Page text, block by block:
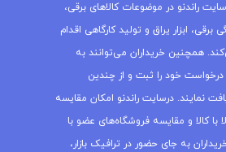
راندنو در موضوعات کالاهای برقی،
برقی، ابزار یراق و تولید کارگاهی اقدام
همچنین خریداران می‌توانند به
درخواست خود را ثبت و از چندین
نمایند. درسایت راندنو امکان مقایسه
با کالا و مقایسه فروشگاه‌های عضو با
به جای حضور در ترافیک بازار،